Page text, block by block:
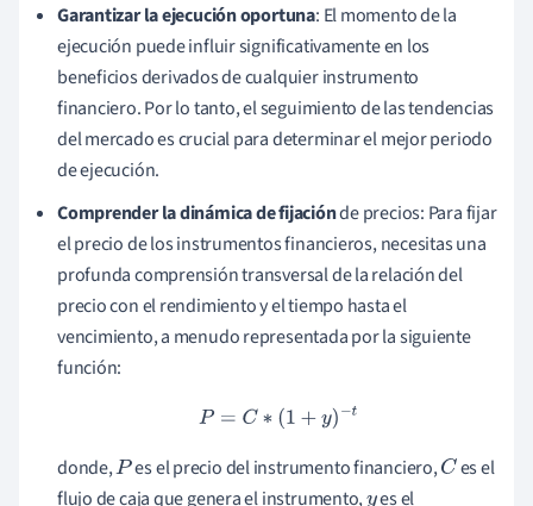
Garantizar la ejecución oportuna: El momento de la
ejecución puede influir significativamente en los
beneficios derivados de cualquier instrumento
financiero. Por lo tanto, el seguimiento de las tendencias
del mercado es crucial para determinar el mejor periodo
de ejecución.
Comprender la dinámica de fijaciónde precios: Para fijar
el precio de los instrumentos financieros, necesitas una
profunda comprensión transversal de la relación del
precio con el rendimiento y el tiempo hasta el
vencimiento, a menudo representada por la siguiente
función:
P =C∗ (1+ y)−t
donde,P es el precio del instrumento financiero,C es el
flujo de caja que genera el instrumento, es el